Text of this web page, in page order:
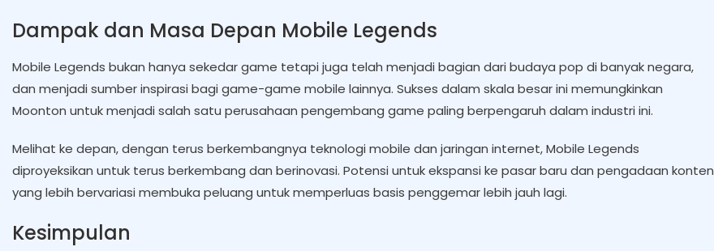
Dampak dan Masa Depan Mobile Legends
Mobile Legends bukan hanya sekedar game tetapi juga telah menjadi bagian dari budaya pop di banyak negara,
dan menjadi sumber inspirasi bagi game-game mobile lainnya. Sukses dalam skala besar ini memungkinkan
Moonton untuk menjadi salah satu perusahaan pengembang game paling berpengaruh dalam industri ini.
Melihat ke depan, dengan terus berkembangnya teknologi mobile dan jaringan internet, Mobile Legends
diproyeksikan untuk terus berkembang dan berinovasi. Potensi untuk ekspansi ke pasar baru dan pengadaan konten
yang lebih bervariasi membuka peluang untuk memperluas basis penggemar lebih jauh lagi.
Kesimpulan